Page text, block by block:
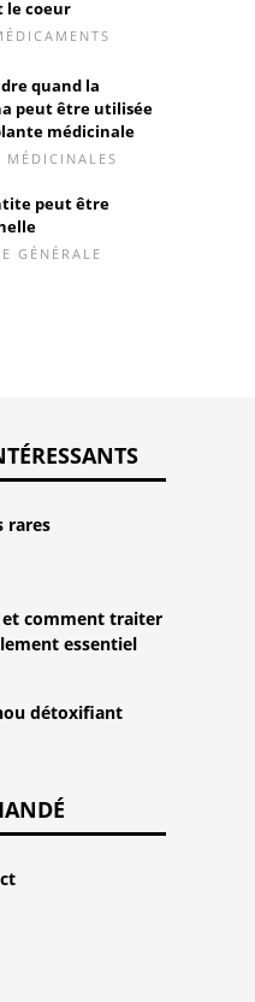
le coeur
quand la
peut être utilisée
médicinale
MÉDICINALES
peut être
GÉNÉRALE
rares
et comment traiter
essentiel
détoxifiant